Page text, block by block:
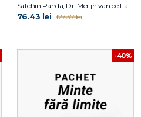
Satchin Panda, Dr. Merijn van de Laar
76.43 lei 127.37 lei
-40%